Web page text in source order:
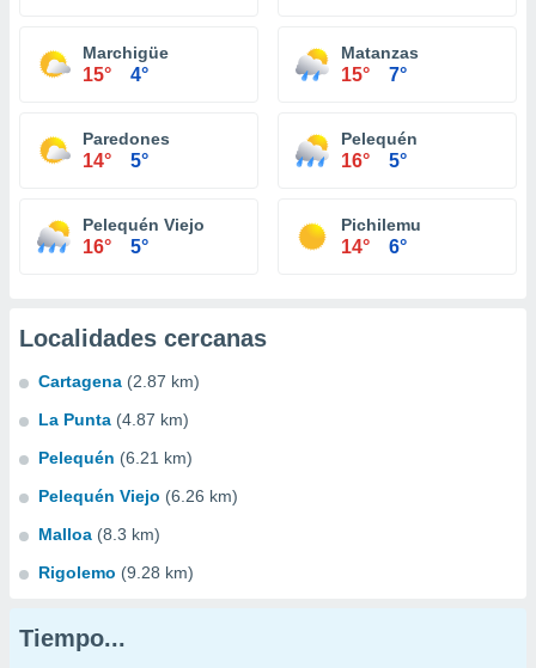
Marchigüe
15° 4°
Matanzas
15° 7°
Paredones
14° 5°
Pelequén
16° 5°
Pelequén Viejo
16° 5°
Pichilemu
14° 6°
Localidades cercanas
Cartagena (2.87 km)
La Punta (4.87 km)
Pelequén (6.21 km)
Pelequén Viejo (6.26 km)
Malloa (8.3 km)
Rigolemo (9.28 km)
Tiempo...